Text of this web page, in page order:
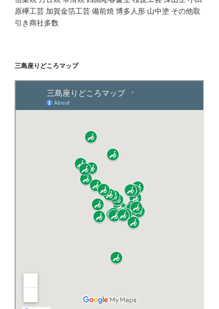
原欅工芸 加賀金箔工芸 備前焼 博多人形 山中塗 その他取
引き商社多数
三島座りどころマップ